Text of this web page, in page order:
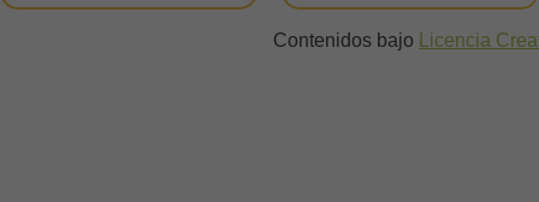
Contenidos bajo Licencia